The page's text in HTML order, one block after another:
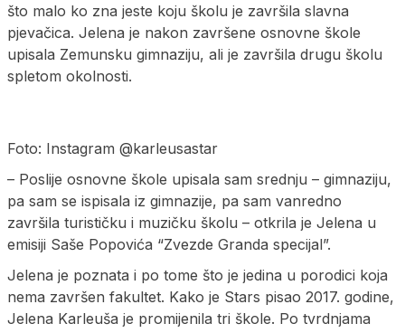
što malo ko zna jeste koju školu je završila slavna
pjevačica. Jelena je nakon završene osnovne škole
upisala Zemunsku gimnaziju, ali je završila drugu školu
spletom okolnosti.
Foto: Instagram @karleusastar
– Poslije osnovne škole upisala sam srednju – gimnaziju,
pa sam se ispisala iz gimnazije, pa sam vanredno
završila turističku i muzičku školu – otkrila je Jelena u
emisiji Saše Popovića “Zvezde Granda specijal”.
Jelena je poznata i po tome što je jedina u porodici koja
nema završen fakultet. Kako je Stars pisao 2017. godine,
Jelena Karleuša je promijenila tri škole. Po tvrdnjama